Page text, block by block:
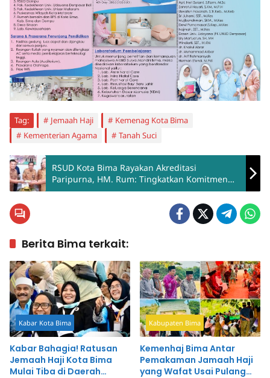
Tag: Jemaah Haji
Kemenag Kota Bima
Kementerian Agama
Tanah Suci
RSUD Kota Bima Rayakan Akreditasi
Paripurna, HM. Rum: Tingkatkan Komitmen
Profesionalisme Kerja
Berita Bima terkait:
Kabar Kota Bima
Kabar Bahagia! Ratusan
Jemaah Haji Kota Bima
Mulai Tiba di Daerah
Kabupaten Bima
Kemenhaj Bima Antar
Pemakaman Jamaah Haji
yang Wafat Usai Pulang